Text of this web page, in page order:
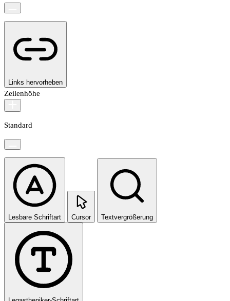
Links hervorheben
Zeilenhöhe
Standard
Lesbare Schriftart Cursor Textvergrößerung